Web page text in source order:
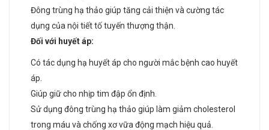
Đông trùng hạ thảo giúp tăng cải thiện và cường tác
dụng của nội tiết tố tuyến thượng thận.
Đối với huyết áp:
Có tác dụng hạ huyết áp cho người mắc bệnh cao huyết
áp.
Giúp giữ cho nhịp tim đập ổn định.
Sử dụng đông trùng hạ thảo giúp làm giảm cholesterol
trong máu và chống xơ vữa động mạch hiệu quả.